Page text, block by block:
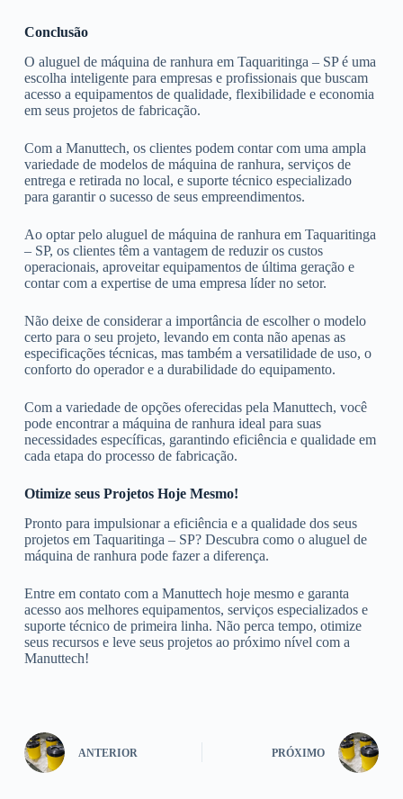
Conclusão
O aluguel de máquina de ranhura em Taquaritinga – SP é uma
escolha inteligente para empresas e profissionais que buscam
acesso a equipamentos de qualidade, flexibilidade e economia
em seus projetos de fabricação.
Com a Manuttech, os clientes podem contar com uma ampla
variedade de modelos de máquina de ranhura, serviços de
entrega e retirada no local, e suporte técnico especializado
para garantir o sucesso de seus empreendimentos.
Ao optar pelo aluguel de máquina de ranhura em Taquaritinga
– SP, os clientes têm a vantagem de reduzir os custos
operacionais, aproveitar equipamentos de última geração e
contar com a expertise de uma empresa líder no setor.
Não deixe de considerar a importância de escolher o modelo
certo para o seu projeto, levando em conta não apenas as
especificações técnicas, mas também a versatilidade de uso, o
conforto do operador e a durabilidade do equipamento.
Com a variedade de opções oferecidas pela Manuttech, você
pode encontrar a máquina de ranhura ideal para suas
necessidades específicas, garantindo eficiência e qualidade em
cada etapa do processo de fabricação.
Otimize seus Projetos Hoje Mesmo!
Pronto para impulsionar a eficiência e a qualidade dos seus
projetos em Taquaritinga – SP? Descubra como o aluguel de
máquina de ranhura pode fazer a diferença.
Entre em contato com a Manuttech hoje mesmo e garanta
acesso aos melhores equipamentos, serviços especializados e
suporte técnico de primeira linha. Não perca tempo, otimize
seus recursos e leve seus projetos ao próximo nível com a
Manuttech!
ANTERIOR PRÓXIMO